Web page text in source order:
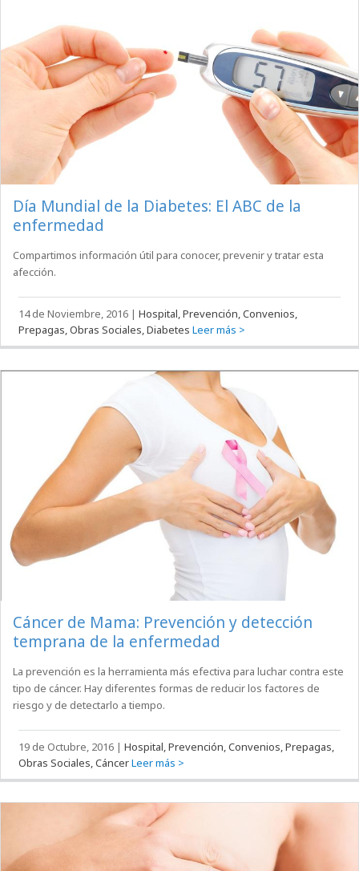
Día Mundial de la Diabetes: El ABC de la
enfermedad
Compartimos información útil para conocer, prevenir y tratar esta
afección.
14 de Noviembre, 2016 |Hospital, Prevención, Convenios,
Prepagas, Obras Sociales, Diabetes Leer más >
Cáncer de Mama: Prevención y detección
temprana de la enfermedad
La prevención es la herramienta más efectiva para luchar contra este
tipo de cáncer. Hay diferentes formas de reducir los factores de
riesgo y de detectarlo a tiempo.
19 de Octubre, 2016 |Hospital, Prevención, Convenios, Prepagas,
Obras Sociales, CáncerLeer más >